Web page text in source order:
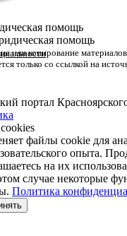
помощь
или копирование
только со ссылкой на
портал
файлы cookie для
опыта.
на их
случае некоторые
Политика